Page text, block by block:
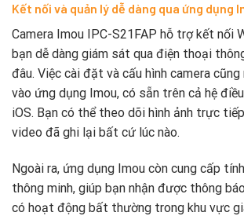
Kết nối và quản lý dễ dàng qua ứng dụng
Camera Imou IPC-S21FAP hỗ trợ kết nối
bạn dễ dàng giám sát qua điện thoại
đâu. Việc cài đặt và cấu hình camera
vào ứng dụng Imou, có sẵn trên cả hệ
iOS. Bạn có thể theo dõi hình ảnh trực
video đã ghi lại bất cứ lúc nào.
Ngoài ra, ứng dụng Imou còn cung cấp
thông minh, giúp bạn nhận được thông
có hoạt động bất thường trong khu vực